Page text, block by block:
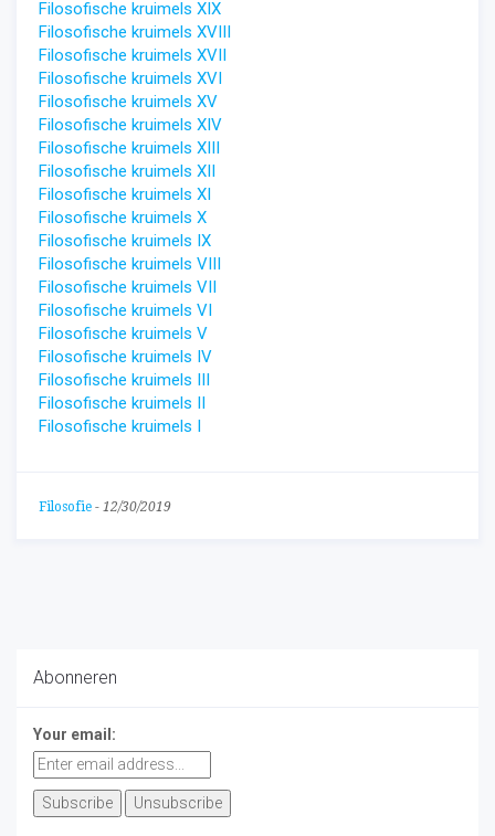
Filosofische kruimels XIX
Filosofische kruimels XVIII
Filosofische kruimels XVII
Filosofische kruimels XVI
Filosofische kruimels XV
Filosofische kruimels XIV
Filosofische kruimels XIII
Filosofische kruimels XII
Filosofische kruimels XI
Filosofische kruimels X
Filosofische kruimels IX
Filosofische kruimels VIII
Filosofische kruimels VII
Filosofische kruimels VI
Filosofische kruimels V
Filosofische kruimels IV
Filosofische kruimels III
Filosofische kruimels II
Filosofische kruimels I
Filosofie - 12/30/2019
Abonneren
Your email: